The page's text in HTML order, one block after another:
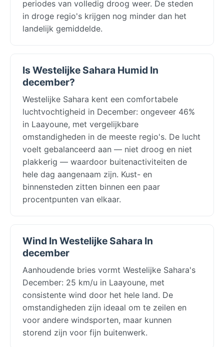
periodes van volledig droog weer. De steden
in droge regio's krijgen nog minder dan het
landelijk gemiddelde.
Is Westelijke Sahara Humid In
december?
Westelijke Sahara kent een comfortabele
luchtvochtigheid in December: ongeveer 46%
in Laayoune, met vergelijkbare
omstandigheden in de meeste regio's. De lucht
voelt gebalanceerd aan — niet droog en niet
plakkerig — waardoor buitenactiviteiten de
hele dag aangenaam zijn. Kust- en
binnensteden zitten binnen een paar
procentpunten van elkaar.
Wind In Westelijke Sahara In
december
Aanhoudende bries vormt Westelijke Sahara's
December: 25 km/u in Laayoune, met
consistente wind door het hele land. De
omstandigheden zijn ideaal om te zeilen en
voor andere windsporten, maar kunnen
storend zijn voor fijn buitenwerk.